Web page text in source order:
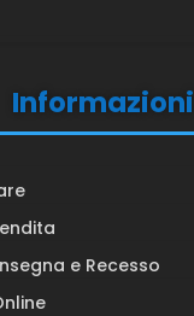
Informazioni
e Recesso